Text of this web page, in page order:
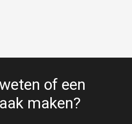
of een
maken?